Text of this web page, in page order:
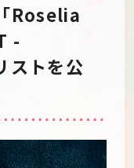
Roselia
-
ストを公